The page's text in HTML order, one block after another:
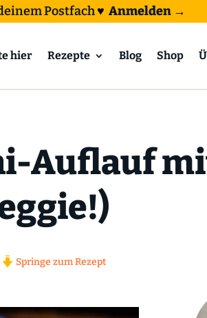
Postfach♥ Anmelden →
hier Rezepte Blog Shop
Auflauf
Springe zum Rezept